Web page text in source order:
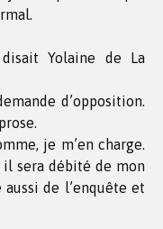
Yolaine de La
d’opposition.
je m’en charge.
sera débité de mon
de l’enquête et